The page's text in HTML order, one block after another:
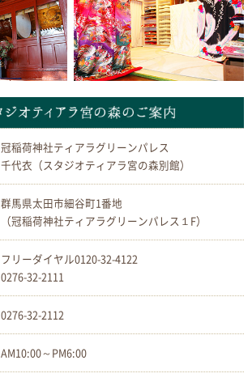
冠稲荷神社ティアラグリーンパレス
千代衣（スタジオティアラ宮の森別館）
群馬県太田市細谷町1番地
（冠稲荷神社ティアラグリーンパレス１F）
フリーダイヤル0120-32-4122
0276-32-2111
0276-32-2112
AM10:00～PM6:00